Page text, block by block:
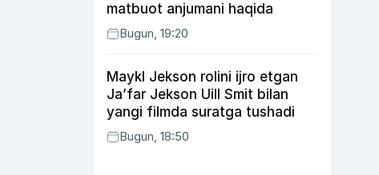
matbuot anjumani haqida
Bugun, 19:20
Maykl Jekson rolini ijro etgan
Ja’far Jekson Uill Smit bilan
yangi filmda suratga tushadi
Bugun, 18:50